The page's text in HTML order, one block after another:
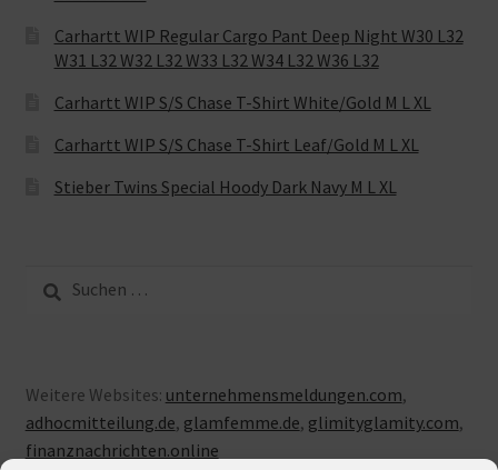
Carhartt WIP Regular Cargo Pant Deep Night W30 L32
W31 L32 W32 L32 W33 L32 W34 L32 W36 L32
Carhartt WIP S/S Chase T-Shirt White/Gold M L XL
Carhartt WIP S/S Chase T-Shirt Leaf/Gold M L XL
Stieber Twins Special Hoody Dark Navy M L XL
nach:
Weitere Websites: unternehmensmeldungen.com,
adhocmitteilung.de, glamfemme.de, glimityglamity.com,
finanznachrichten.online